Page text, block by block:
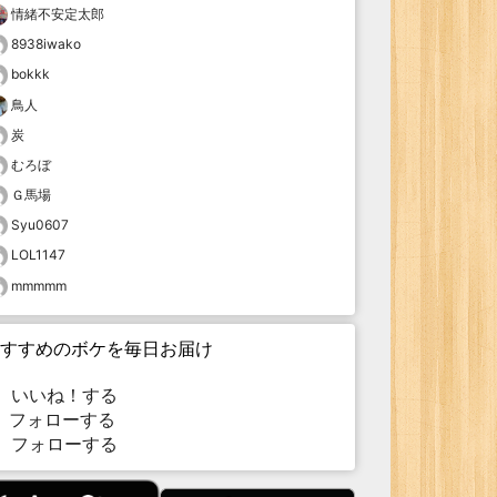
情緒不安定太郎
8938iwako
bokkk
鳥人
炭
むろぼ
Ｇ馬場
Syu0607
LOL1147
mmmmm
すめのボケを毎日お届け
いいね！する
ォローする
フォローする